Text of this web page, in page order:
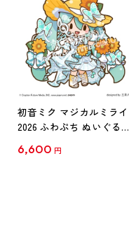
初音ミク マジカルミライ
2026 ふわぷち ぬいぐるみ
6,600 円